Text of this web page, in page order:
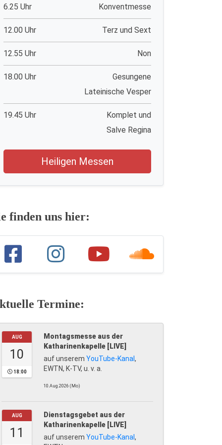
6.25 Uhr Konventmesse
12.00 Uhr Terz und Sext
12.55 Uhr Non
18.00 Uhr
Gesungene
Lateinische Vesper
19.45 Uhr
Komplet und
Salve Regina
Heiligen Messen
finden uns hier:
Termine:
AUG
10
18:00
Montagsmesse aus der
Katharinenkapelle [LIVE]
auf unserem YouTube-Kanal ,
EWTN, K-TV, u. v. a.
10.Aug.2026 (Mo)
AUG
11
Dienstagsgebet aus der
Katharinenkapelle [LIVE]
auf unserem YouTube-Kanal ,